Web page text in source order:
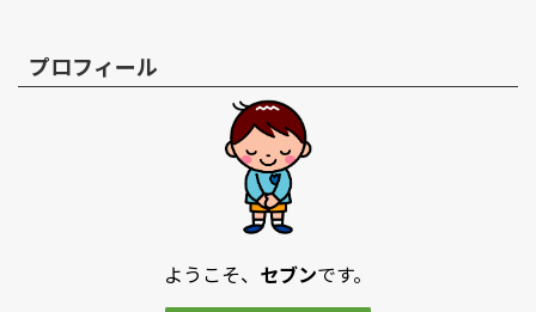
プロフィール
ようこそ、 セブンです。